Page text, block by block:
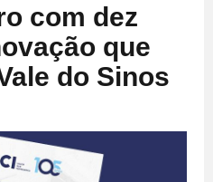
com dez
que
do Sinos